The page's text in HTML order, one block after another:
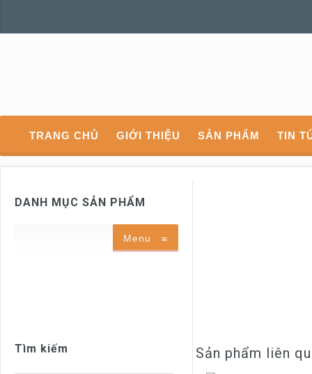
TRANG CHỦ GIỚI THIỆU SẢN PHẨM TIN
DANH MỤC SẢN PHẨM
Menu ≡
Tìm kiếm Sản phẩm liên